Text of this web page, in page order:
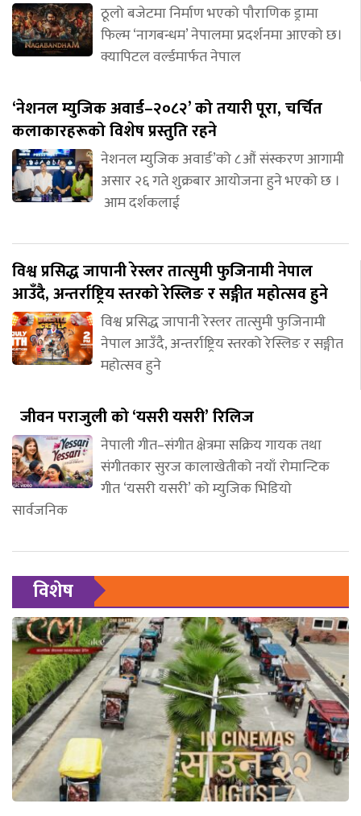
ठूलो बजेटमा निर्माण भएको पौराणिक ड्रामा
फिल्म ‘नागबन्धम’ नेपालमा प्रदर्शनमा आएको छ।
क्यापिटल वर्ल्डमार्फत नेपाल
‘नेशनल म्युजिक अवार्ड–२०८२’ को तयारी पूरा, चर्चित
कलाकारहरूको विशेष प्रस्तुति रहने
नेशनल म्युजिक अवार्ड’को ८औं संस्करण आगामी
असार २६ गते शुक्रबार आयोजना हुने भएको छ ।
आम दर्शकलाई
विश्व प्रसिद्ध जापानी रेस्लर तात्सुमी फुजिनामी नेपाल
आउँदै, अन्तर्राष्ट्रिय स्तरको रेस्लिङ र सङ्गीत महोत्सव हुने
विश्व प्रसिद्ध जापानी रेस्लर तात्सुमी फुजिनामी
नेपाल आउँदै, अन्तर्राष्ट्रिय स्तरको रेस्लिङ र सङ्गीत
महोत्सव हुने
जीवन पराजुली को ‘यसरी यसरी’ रिलिज
नेपाली गीत–संगीत क्षेत्रमा सक्रिय गायक तथा
संगीतकार सुरज कालाखेतीको नयाँ रोमान्टिक
गीत ‘यसरी यसरी’ को म्युजिक भिडियो
सार्वजनिक
विशेष